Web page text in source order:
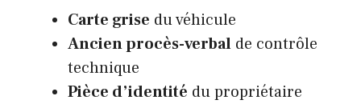
Carte grise du véhicule
Ancien procès-verbal de contrôle
technique
Pièce d’identité du propriétaire